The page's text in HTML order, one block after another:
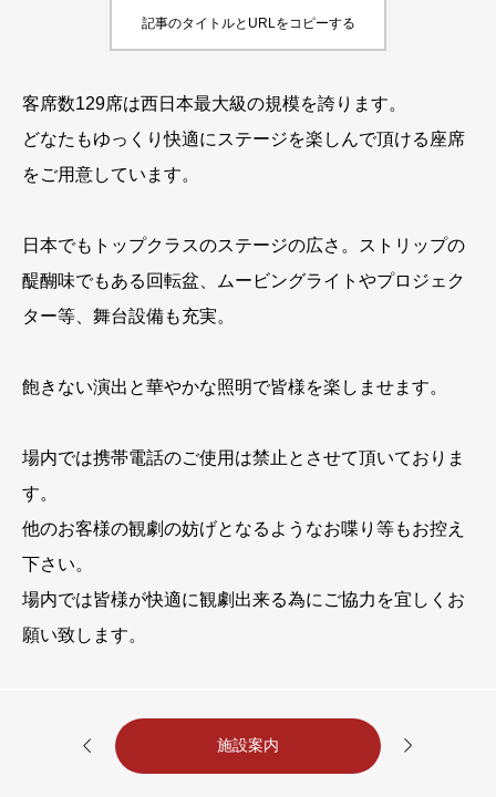
記事のタイトルとURLをコピーする
客席数129席は西日本最大級の規模を誇ります。
どなたもゆっくり快適にステージを楽しんで頂ける座席
をご用意しています。
日本でもトップクラスのステージの広さ。ストリップの
醍醐味でもある回転盆、ムービングライトやプロジェク
ター等、舞台設備も充実。
飽きない演出と華やかな照明で皆様を楽しませます。
場内では携帯電話のご使用は禁止とさせて頂いておりま
す。
他のお客様の観劇の妨げとなるようなお喋り等もお控え
下さい。
場内では皆様が快適に観劇出来る為にご協力を宜しくお
願い致します。
 施設案内 